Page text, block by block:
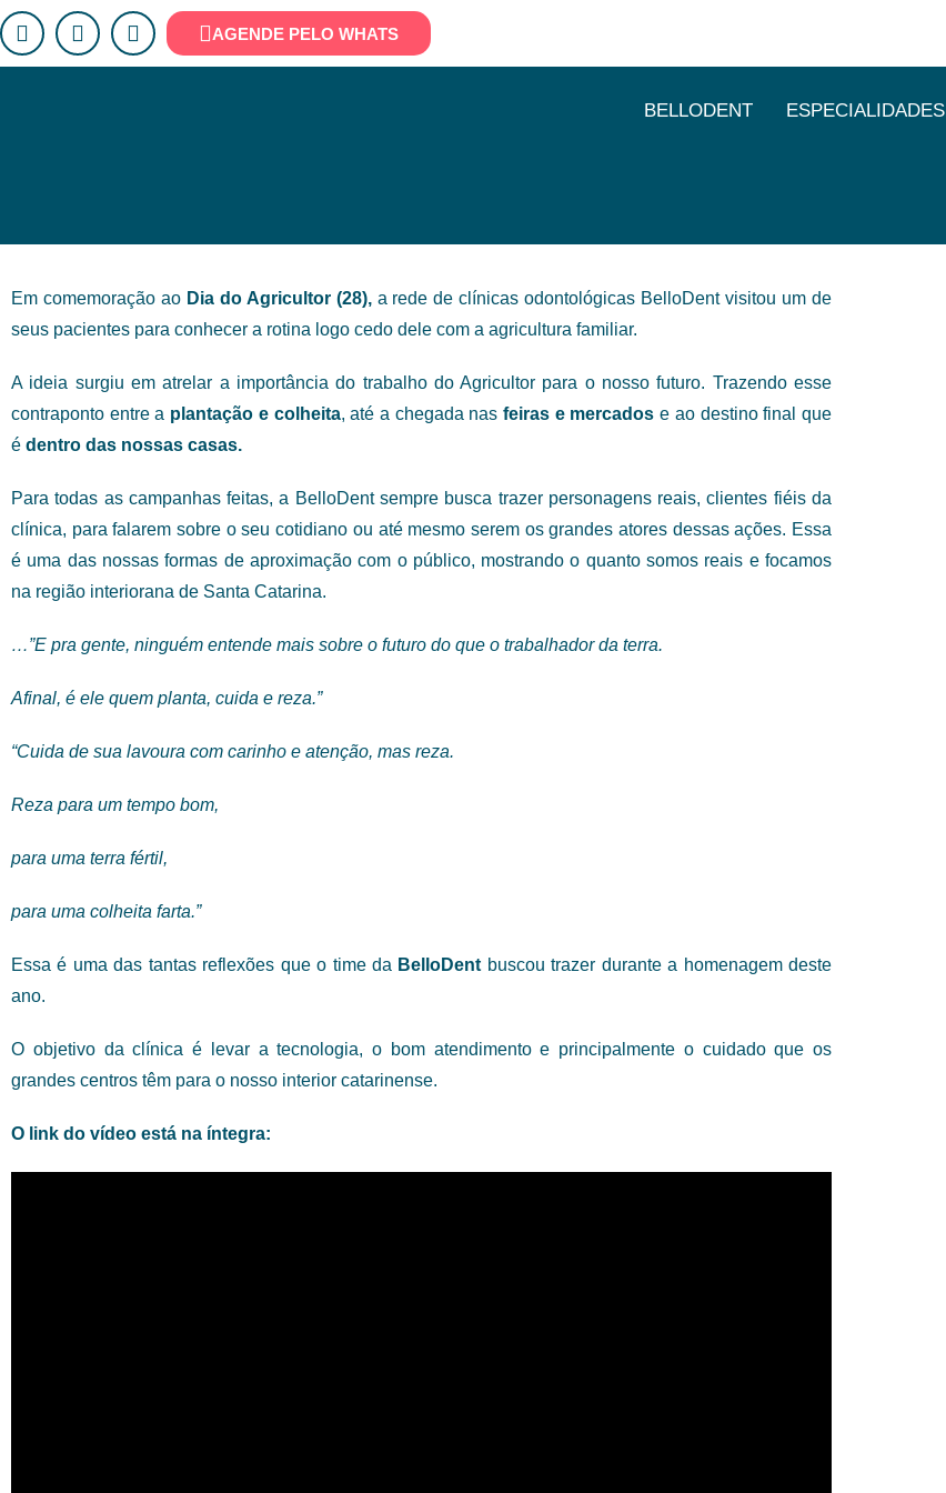
AGENDE PELO WHATS
BELLODENT ESPECIALIDADES
Em comemoração ao Dia do Agricultor (28),a rede de clínicas odontológicas BelloDent visitou um de
seus pacientes para conhecer a rotina logo cedo dele com a agricultura familiar.
A ideia surgiu em atrelar a importância do trabalho do Agricultor para o nosso futuro. Trazendo esse
contraponto entre a plantação e colheita, até a chegada nasfeiras e mercados e ao destino final que
é dentro das nossas casas.
Para todas as campanhas feitas, a BelloDent sempre busca trazer personagens reais, clientes fiéis da
clínica, para falarem sobre o seu cotidiano ou até mesmo serem os grandes atores dessas ações. Essa
é uma das nossas formas de aproximação com o público, mostrando o quanto somos reais e focamos
na região interiorana de Santa Catarina.
…”E pra gente, ninguém entende mais sobre o futuro do que o trabalhador da terra.
Afinal, é ele quem planta, cuida e reza.”
“Cuida de sua lavoura com carinho e atenção, mas reza.
Reza para um tempo bom,
para uma terra fértil,
para uma colheita farta.”
Essa é uma das tantas reflexões que o time da BelloDent buscou trazer durante a homenagem deste
ano.
O objetivo da clínica é levar a tecnologia, o bom atendimento e principalmente o cuidado que os
grandes centros têm para o nosso interior catarinense.
O link do vídeo está na íntegra: